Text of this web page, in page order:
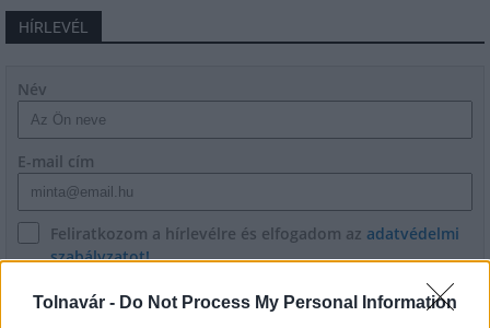
Tolnavár - Do Not Process My Personal Information
HÍRLEVÉL
Név
E-mail cím
Feliratkozom a hírlevélre és elfogadom az adatvédelmi
szabályzatot!
FELIRATKOZÁS